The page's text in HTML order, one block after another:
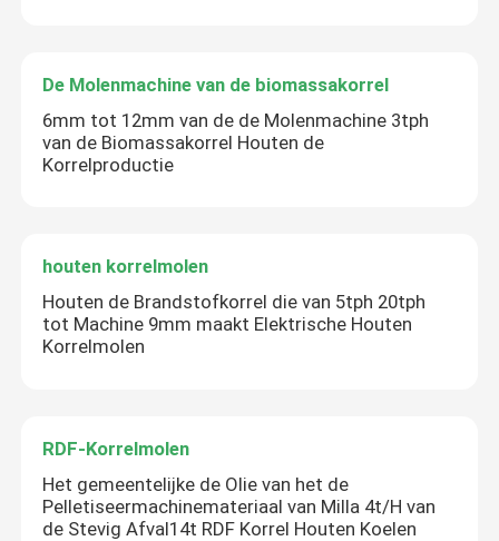
De Molenmachine van de biomassakorrel
6mm tot 12mm van de de Molenmachine 3tph
van de Biomassakorrel Houten de
Korrelproductie
houten korrelmolen
Houten de Brandstofkorrel die van 5tph 20tph
tot Machine 9mm maakt Elektrische Houten
Korrelmolen
RDF-Korrelmolen
Het gemeentelijke de Olie van het de
Pelletiseermachinemateriaal van Milla 4t/H van
de Stevig Afval14t RDF Korrel Houten Koelen